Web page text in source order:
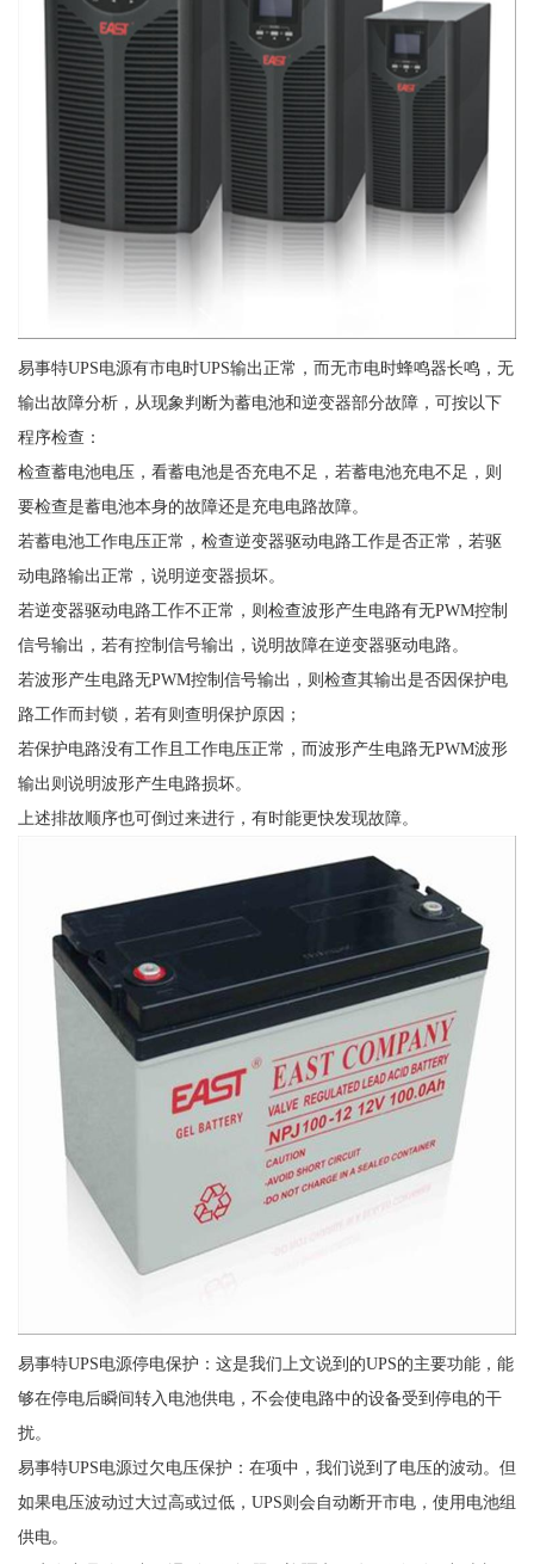
易事特UPS电源有市电时UPS输出正常，而无市电时蜂鸣器长鸣，无
输出故障分析，从现象判断为蓄电池和逆变器部分故障，可按以下
程序检查：
检查蓄电池电压，看蓄电池是否充电不足，若蓄电池充电不足，则
要检查是蓄电池本身的故障还是充电电路故障。
若蓄电池工作电压正常，检查逆变器驱动电路工作是否正常，若驱
动电路输出正常，说明逆变器损坏。
若逆变器驱动电路工作不正常，则检查波形产生电路有无PWM控制
信号输出，若有控制信号输出，说明故障在逆变器驱动电路。
若波形产生电路无PWM控制信号输出，则检查其输出是否因保护电
路工作而封锁，若有则查明保护原因；
若保护电路没有工作且工作电压正常，而波形产生电路无PWM波形
输出则说明波形产生电路损坏。
上述排故顺序也可倒过来进行，有时能更快发现故障。
易事特UPS电源停电保护：这是我们上文说到的UPS的主要功能，能
够在停电后瞬间转入电池供电，不会使电路中的设备受到停电的干
扰。
易事特UPS电源过欠电压保护：在项中，我们说到了电压的波动。但
如果电压波动过大过高或过低，UPS则会自动断开市电，使用电池组
供电。